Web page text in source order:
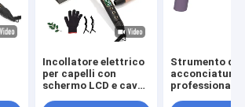
Incollatore elettrico
per capelli con
schermo LCD e cavo
Strumento di
acconciatura
professionale